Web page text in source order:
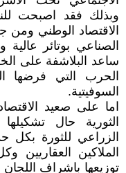
وبذلك فقد اصبحت
الاقتصاد الوطني ومن
الصناعي بوتائر
ساعد البلاشفة على
الحرب التي فرضها
السوفيتية.
اما على صعيد
الثورية حال
الزراعي للثورة
الملاكين العقاريين
توزيعها باشراف